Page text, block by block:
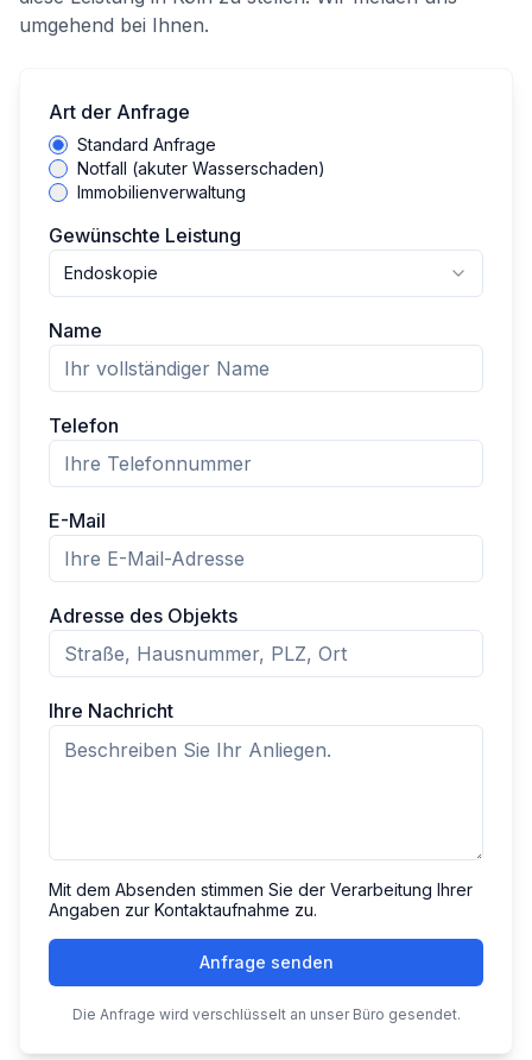
umgehend bei Ihnen.
Art der Anfrage
Standard Anfrage
Notfall (akuter Wasserschaden)
Immobilienverwaltung
Gewünschte Leistung
Endoskopie
Name
Telefon
E-Mail
Adresse des Objekts
Ihre Nachricht
Mit dem Absenden stimmen Sie der Verarbeitung Ihrer
Angaben zur Kontaktaufnahme zu.
Anfrage senden
Die Anfrage wird verschlüsselt an unser Büro gesendet.